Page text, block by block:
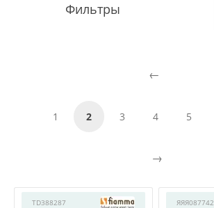
1 2 3 4 5
TD388287 ЯЯЯ087742